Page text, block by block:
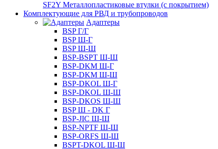
SF2Y Металлопластиковые втулки (с покрытием)
Комплектующие для РВД и трубопроводов
Адаптеры
BSP Г/Г
BSP Ш-Г
BSP Ш-Ш
BSP-BSPT Ш-Ш
BSP-DKM Ш-Г
BSP-DKM Ш-Ш
BSP-DKOL Ш-Г
BSP-DKOL Ш-Ш
BSP-DKOS Ш-Ш
BSP Ш - DK Г
BSP-JIC Ш-Ш
BSP-NPTF Ш-Ш
BSP-ORFS Ш-Ш
BSPT-DKOL Ш-Ш